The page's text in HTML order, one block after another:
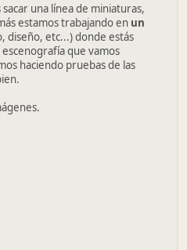
una línea de miniaturas,
estamos trabajando en un
diseño, etc...) donde estás
que vamos
haciendo pruebas de las